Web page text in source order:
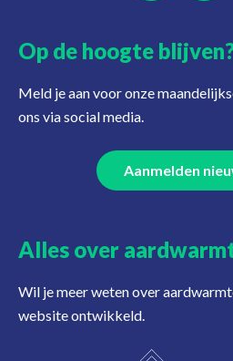
Op de hoogte
Meld je aan voor onze
ons via social media.
Aanmelden
Alles over
Wil je meer weten over
website ontwikkeld.